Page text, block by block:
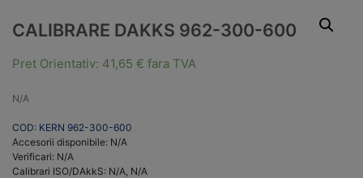
CALIBRARE DAKKS 962-300-600
Pret Orientativ: 41,65 € fara TVA
N/A
COD: KERN 962-300-600
Accesorii disponibile: N/A
Verificari: N/A
Calibrari ISO/DAkkS: N/A, N/A